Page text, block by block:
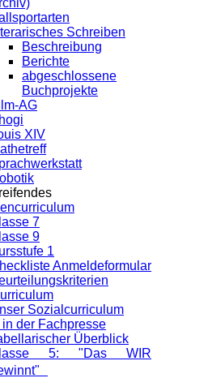
Schreiben
Beschreibung
Berichte
abgeschlossene
Buchprojekte
AG
XIV
7
9
1
Anmeldeformular
Sozialcurriculum
in der Fachpresse
Überblick
5: "Das WIR